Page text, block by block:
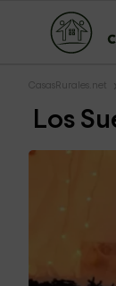
CasasRurales.net
Los